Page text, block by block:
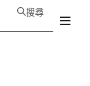
搜尋